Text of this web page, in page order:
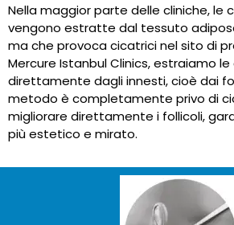
Nella maggior parte delle cliniche, le
vengono estratte dal tessuto
ma che provoca cicatrici nel sito di
Mercure Istanbul Clinics, estraiamo
direttamente dagli innesti, cioè dai
metodo è completamente privo di
migliorare direttamente i follicoli,
più estetico e mirato.